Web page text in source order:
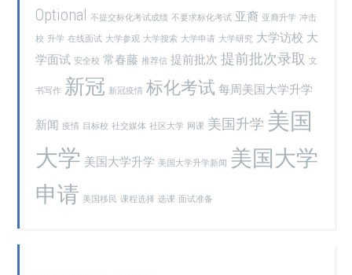
Optional 不提交标化考试成绩 不要求标化考试 亚裔 亚裔升学 冲击
校 升学 在线面试 大学参观 大学搜索 大学申请 大学研究 大学访校 大
学面试 安全校 常春藤 推荐信 提前批次 提前批次录取 文
书写作 新冠 新冠疫情 标化考试 每周美国大学升学
新闻 疫情 目标校 社交媒体 社区大学 网课 美国升学 美国
大学 美国大学升学 美国大学升学新闻 美国大学
申请 美国移民 课程选择 选课 面试准备